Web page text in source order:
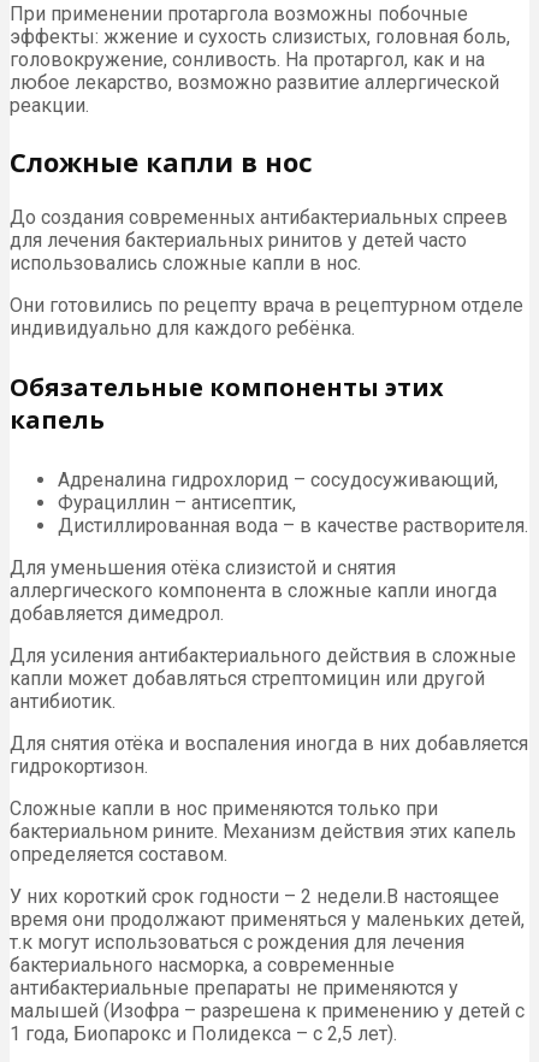
При применении протаргола возможны побочные
эффекты: жжение и сухость слизистых, головная боль,
головокружение, сонливость. На протаргол, как и на
любое лекарство, возможно развитие аллергической
реакции.
Сложные капли в нос
До создания современных антибактериальных спреев
для лечения бактериальных ринитов у детей часто
использовались сложные капли в нос.
Они готовились по рецепту врача в рецептурном отделе
индивидуально для каждого ребёнка.
Обязательные компоненты этих
капель
Адреналина гидрохлорид – сосудосуживающий,
Фурациллин – антисептик,
Дистиллированная вода – в качестве растворителя.
Для уменьшения отёка слизистой и снятия
аллергического компонента в сложные капли иногда
добавляется димедрол.
Для усиления антибактериального действия в сложные
капли может добавляться стрептомицин или другой
антибиотик.
Для снятия отёка и воспаления иногда в них добавляется
гидрокортизон.
Сложные капли в нос применяются только при
бактериальном рините. Механизм действия этих капель
определяется составом.
У них короткий срок годности – 2 недели.В настоящее
время они продолжают применяться у маленьких детей,
т.к могут использоваться с рождения для лечения
бактериального насморка, а современные
антибактериальные препараты не применяются у
малышей (Изофра – разрешена к применению у детей с
1 года, Биопарокс и Полидекса – с 2,5 лет).